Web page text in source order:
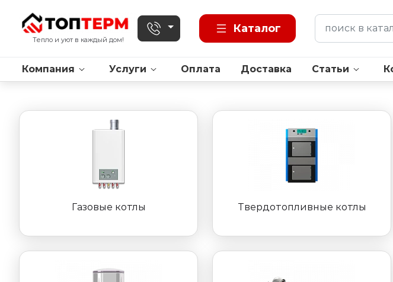
Тепло и уют в каждый дом!
Каталог
Компания Услуги Оплата Доставка Статьи
Газовые котлы Твердотопливные котлы